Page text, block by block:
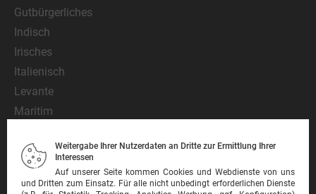
Gutbürgerliches
Indisch
Irisches
Italienisch
Levante
Maritim
Mexikanisch
Nationalgericht
Orientalisch
Weitergabe Ihrer Nutzerdaten an Dritte zur Ermittlung Ihrer
Interessen
Auf unserer Seite kommen Cookies und Webdienste von uns
und Dritten zum Einsatz. Für alle nicht unbedingt erforderlichen Dienste